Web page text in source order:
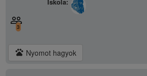
people_outline
3
pets Nyomot hagyok